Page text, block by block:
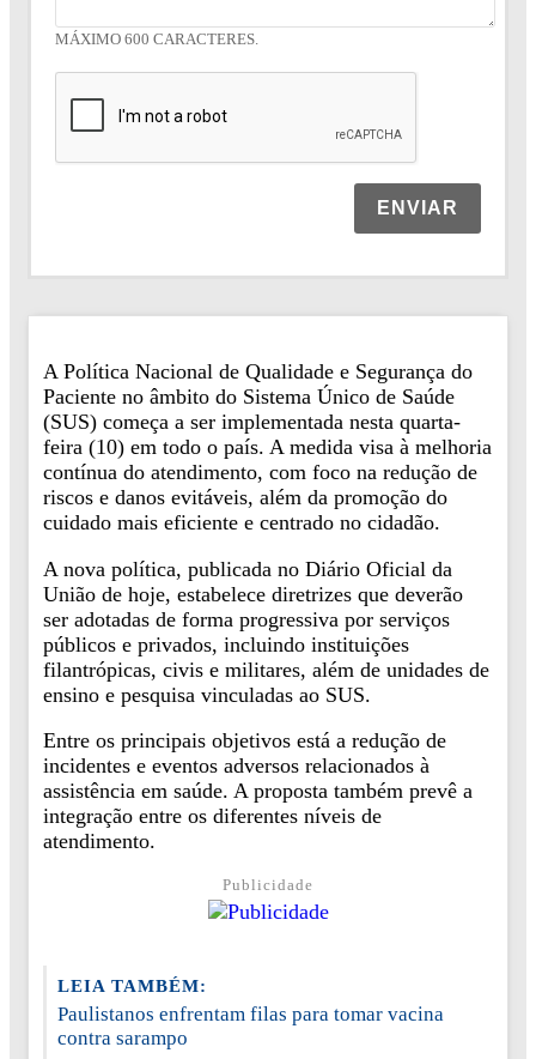
MÁXIMO 600 CARACTERES.
ENVIAR
A Política Nacional de Qualidade e Segurança do
Paciente no âmbito do Sistema Único de Saúde
(SUS) começa a ser implementada nesta quarta-
feira (10) em todo o país. A medida visa à melhoria
contínua do atendimento, com foco na redução de
riscos e danos evitáveis, além da promoção do
cuidado mais eficiente e centrado no cidadão.
A nova política, publicada no Diário Oficial da
União de hoje, estabelece diretrizes que deverão
ser adotadas de forma progressiva por serviços
públicos e privados, incluindo instituições
filantrópicas, civis e militares, além de unidades de
ensino e pesquisa vinculadas ao SUS.
Entre os principais objetivos está a redução de
incidentes e eventos adversos relacionados à
assistência em saúde. A proposta também prevê a
integração entre os diferentes níveis de
atendimento.
Publicidade
LEIA TAMBÉM:
Paulistanos enfrentam filas para tomar vacina
contra sarampo